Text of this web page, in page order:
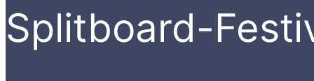
Splitboard-